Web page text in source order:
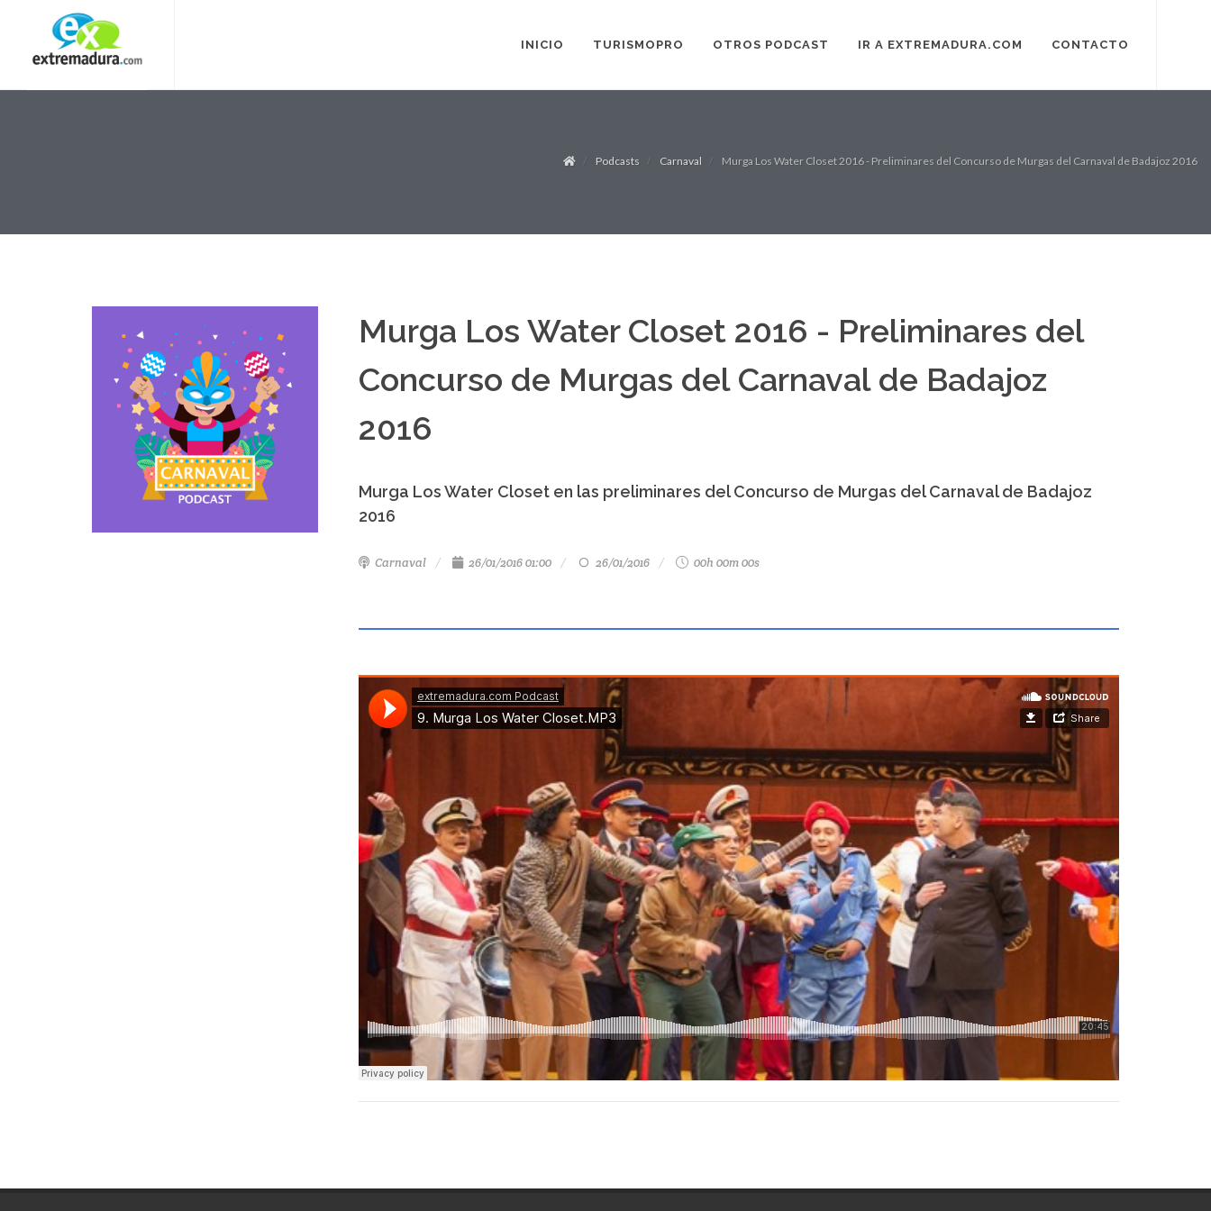
INICIO TURISMOPRO OTROS PODCAST IR A EXTREMADURA.COM CONTACTO
Podcasts Carnaval Murga Los Water Closet 2016 - Preliminares del Concurso de Murgas del Carnaval de Badajoz 2016
Murga Los Water Closet 2016 - Preliminares del
Concurso de Murgas del Carnaval de Badajoz
2016
Murga Los Water Closet en las preliminares del Concurso de Murgas del Carnaval de Badajoz
2016
Carnaval 26/01/2016 01:00 26/01/2016 00h 00m 00s